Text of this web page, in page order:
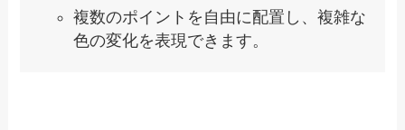
複数のポイントを自由に配置し、複雑な
色の変化を表現できます。